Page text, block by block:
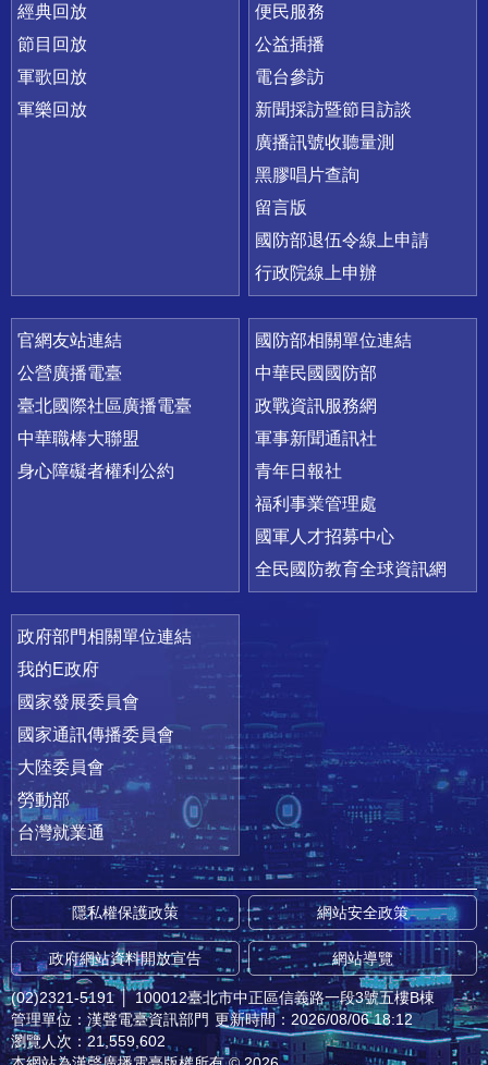
經典回放
節目回放
軍歌回放
軍樂回放
便民服務
公益插播
電台參訪
新聞採訪暨節目訪談
廣播訊號收聽量測
黑膠唱片查詢
留言版
國防部退伍令線上申請
行政院線上申辦
官網友站連結
公營廣播電臺
臺北國際社區廣播電臺
中華職棒大聯盟
身心障礙者權利公約
國防部相關單位連結
中華民國國防部
政戰資訊服務網
軍事新聞通訊社
青年日報社
福利事業管理處
國軍人才招募中心
全民國防教育全球資訊網
政府部門相關單位連結
我的E政府
國家發展委員會
國家通訊傳播委員會
大陸委員會
勞動部
台灣就業通
隱私權保護政策 網站安全政策
政府網站資料開放宣告 網站導覽
(02)2321-5191 │ 100012臺北市中正區信義路一段3號五樓B棟
管理單位：漢聲電臺資訊部門 更新時間：2026/08/06 18:12
瀏覽人次：21,559,602